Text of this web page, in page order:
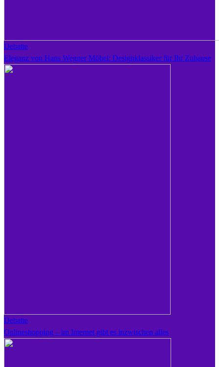
Debatte
Eleganz von Hans Wegner Möbel: Designklassiker für Ihr Zuhause
Debatte
Onlineshopping – im Internet gibt es inzwischen alles